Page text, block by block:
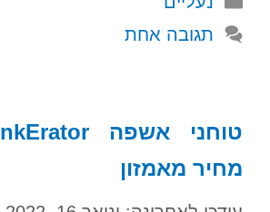
תגובה אחת
מחיר מאמזון